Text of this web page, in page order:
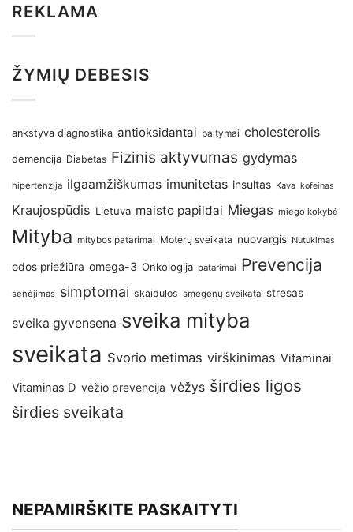
REKLAMA
ŽYMIŲ DEBESIS
ankstyva diagnostika antioksidantai baltymai cholesterolis
demencija Diabetas Fizinis aktyvumas gydymas
hipertenzija ilgaamžiškumas imunitetas insultas Kava kofeinas
Kraujospūdis Lietuva maisto papildai Miegas miego kokybė
Mityba mitybos patarimai Moterų sveikata nuovargis Nutukimas
odos priežiūra omega-3 Onkologija patarimai Prevencija
senėjimas simptomai skaidulos smegenų sveikata stresas
sveika gyvensena sveika mityba
sveikata Svorio metimas virškinimas Vitaminai
Vitaminas D vėžio prevencija vėžys širdies ligos
širdies sveikata
NEPAMIRŠKITE PASKAITYTI